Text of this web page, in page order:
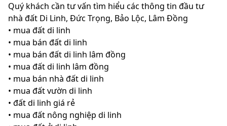
Quý khách cần tư vấn tìm hiểu các thông tin đầu tư
nhà đất Di Linh, Đức Trọng, Bảo Lộc, Lâm Đồng
• mua đất di linh
• mua bán đất di linh
• mua bán đất di linh lâm đồng
• mua đất di linh lâm đồng
• mua bán nhà đất di linh
• mua đất vườn di linh
• đất di linh giá rẻ
• mua đất nông nghiệp di linh